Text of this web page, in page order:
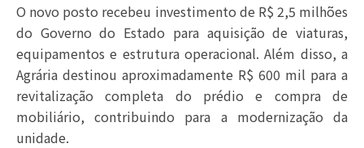
O novo posto recebeu investimento de R$ 2,5 milhões
do Governo do Estado para aquisição de viaturas,
equipamentos e estrutura operacional. Além disso, a
Agrária destinou aproximadamente R$ 600 mil para a
revitalização completa do prédio e compra de
mobiliário, contribuindo para a modernização da
unidade.